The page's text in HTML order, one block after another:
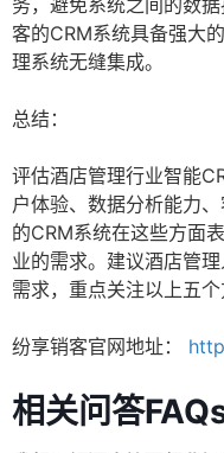
务，避免系统之间的数
客的CRM系统具备强大
理系统无缝集成。
总结：
评估酒店管理行业智能
户体验、数据分析能力
的CRM系统在这些方面
业的需求。建议酒店管
需求，重点关注以上五
纷享销客官网地址：
相关问答FAQs